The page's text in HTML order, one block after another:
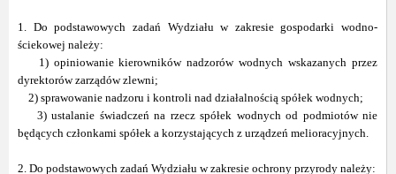
1. Do podstawowych zadań Wydziału w zakresie gospodarki wodno-
ściekowej należy:
1) opiniowanie kierowników nadzorów wodnych wskazanych przez
dyrektorów zarządów zlewni;
2) sprawowanie nadzoru i kontroli nad działalnością spółek wodnych;
3) ustalanie świadczeń na rzecz spółek wodnych od podmiotów nie
będących członkami spółek a korzystających z urządzeń melioracyjnych.
2. Do podstawowych zadań Wydziału w zakresie ochrony przyrody należy: